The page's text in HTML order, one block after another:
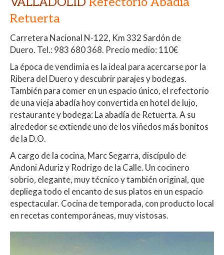
Retuerta
Carretera Nacional N-122, Km 332Sardón de
Duero. Tel.: 983 680 368. Precio medio: 110€
La época de vendimia es la ideal para acercarse por la
Ribera del Duero y descubrir parajes y bodegas.
También para comer en un espacio único, el refectorio
de una vieja abadía hoy convertida en hotel de lujo,
restaurante y bodega: La abadía de Retuerta. A su
alrededor se extiende uno de los viñedos más bonitos
de la D.O.
A cargo de la cocina, Marc Segarra, discípulo de
Andoni Aduriz y Rodrigo de la Calle. Un cocinero
sobrio, elegante, muy técnico y también original, que
depliega todo el encanto de sus platos en un espacio
espectacular. Cocina de temporada, con producto local
en recetas contemporáneas, muy vistosas.